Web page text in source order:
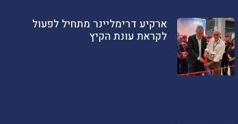
ארקיע דרימליינר מתחיל לפעול
לקראת עונת הקיץ